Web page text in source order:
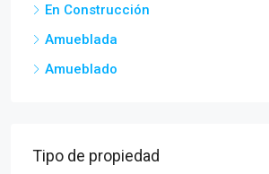
En Construcción
Amueblada
Amueblado
Tipo de propiedad